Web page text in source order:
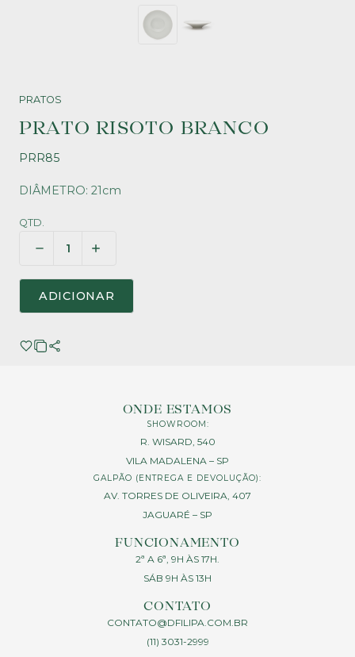
PRATOS
PRATO RISOTO BRANCO
PRR85
DIÂMETRO: 21cm
QTD.
ADICIONAR
ONDE ESTAMOS
SHOWROOM:
R. WISARD, 540
VILA MADALENA – SP
GALPÃO (ENTREGA E DEVOLUÇÃO):
AV. TORRES DE OLIVEIRA, 407
JAGUARÉ – SP
FUNCIONAMENTO
2ª A 6ª, 9H ÀS 17H.
SÁB 9H ÀS 13H
CONTATO
CONTATO@DFILIPA.COM.BR
(11) 3031-2999